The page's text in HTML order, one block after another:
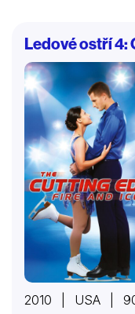
Ledové ostří 4:
2010 | USA |